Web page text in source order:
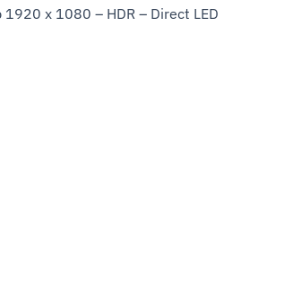
1920 x 1080 – HDR – Direct LED